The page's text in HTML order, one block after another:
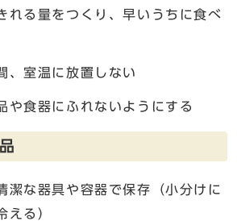
れる量をつくり、早いうちに食べ
、室温に放置しない
や食器にふれないようにする
潔な器具や容器で保存（小分けに
える）